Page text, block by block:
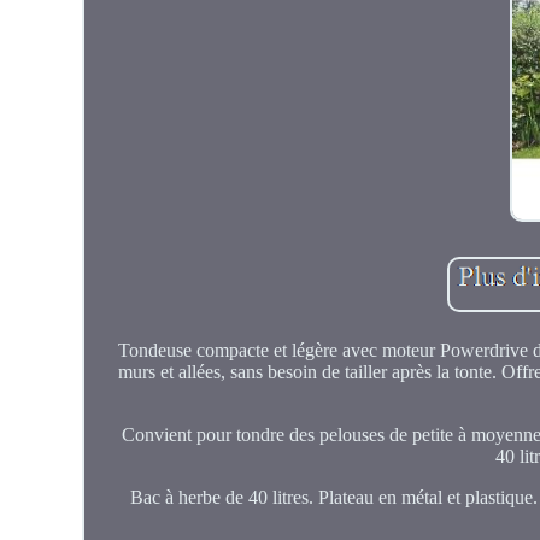
Tondeuse compacte et légère avec moteur
murs et allées, sans besoin de tailler après la tonte.
Convient pour tondre des pelouses de petite à
40
Bac à herbe de 40 litres. Plateau en métal et